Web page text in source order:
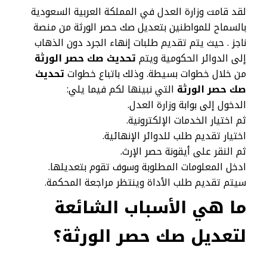
لقد قامت وزارة العدل في المملكة العربية السعودية
بالسماح للمواطنين بتعديل صك حصر الورثة من منصة
ناجز . حيث يتم تقديم طلبات إنهاء الجرد دون الذهاب
إلى الدوائر الحكومية ويتمتحديث صك حصر الورثة
من خلال خطوات بسيطة. وذلك باتباع خطواتتحديث
صك حصر الورثة التي نبينها لكم فيما يلي:
الدخول إلى بوابة وزارة العدل.
ثم اختيار الخدمات الإلكترونية.
اختيار تقديم طلب للدوائر الإنهائية.
ثم النقر على أيقونة حصر الإرث.
ادخل المعلومات المطلوبة وسوف تقوم بتعديلها.
سيتم تقديم طلب الأداة وينتظر مراجعة المحكمة.
ما هي الأسباب الشائعة
لتعديل صك حصر الورثة؟